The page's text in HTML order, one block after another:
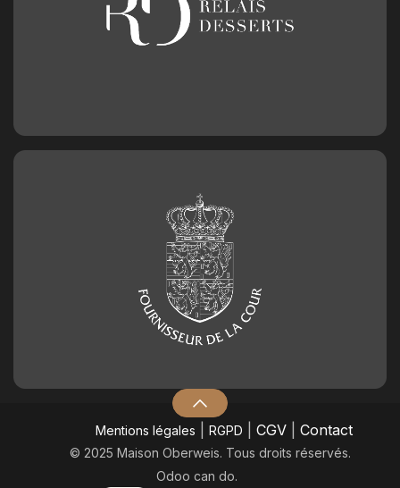
Mentions légales RGPD CGV| Contact
© 2025 Maison Oberweis. Tous droits réservés.
Odoo can do.